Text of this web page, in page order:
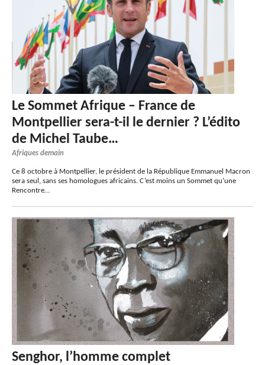
Le Sommet Afrique – France de
Montpellier sera-t-il le dernier ? L’édito
de Michel Taube…
Afriques demain
Ce 8 octobre à Montpellier, le président de la République Emmanuel Macron
sera seul, sans ses homologues africains. C’est moins un Sommet qu’une
Rencontre…
Senghor, l’homme complet